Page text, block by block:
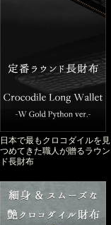
日本で最もクロコダイルを見
つめてきた職人が贈るラウン
ド長財布